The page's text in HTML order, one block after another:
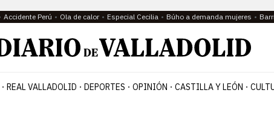
Accidente Perú Ola de calor Especial Cecilia Búho a demanda mujeres
REAL VALLADOLID DEPORTES OPINIÓN CASTILLA Y LEÓN